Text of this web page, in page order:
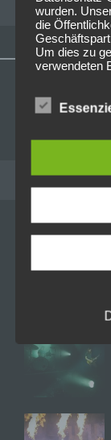
RECENT POSTS
wurden.
die
Um dies zu
verwendeten
unter
wird
oder
einer
b)